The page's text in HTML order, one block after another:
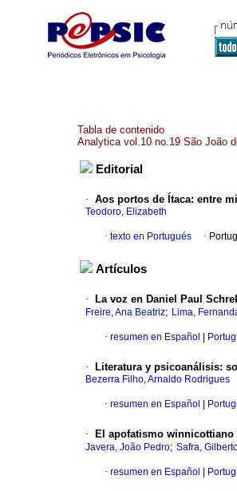
Tabla de contenido
Analytica vol.10 no.19 São João
Editorial
· Aos portos de Ítaca: entre
Teodoro, Elizabeth
· texto en Portugués ·
Artículos
· La voz en Daniel Paul
Freire, Ana Beatriz; Lima,
· resumen en Español
· Literatura y psicoanálisis:
Bezerra Filho, Arnaldo Rodrigues
· resumen en Español
· El apofatismo winnicottiano
Javera, João Pedro; Safra,
· resumen en Español